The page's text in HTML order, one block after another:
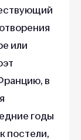
или
в
годы
постели,